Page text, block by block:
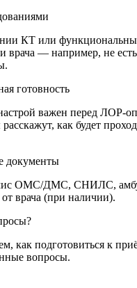
КТ или
врача — например, не есть
готовность
важен перед ЛОР-
как будет
документы
ОМС/ДМС, СНИЛС,
врача (при наличии).
как подготовиться к
вопросы.